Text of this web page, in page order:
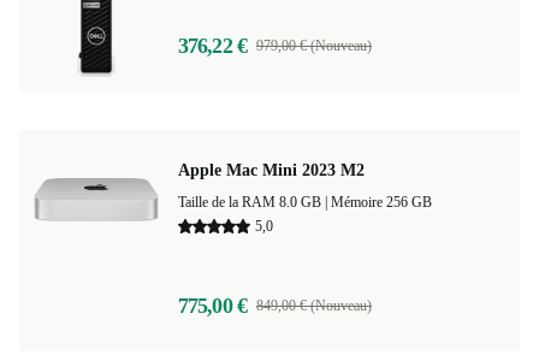
376,22 € 979,00 € (Nouveau)
Apple Mac Mini 2023 M2
Mémoire 256 GB
5,0
775,00 € 849,00 € (Nouveau)